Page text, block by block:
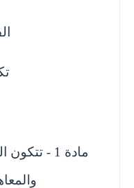
مادة 1 -